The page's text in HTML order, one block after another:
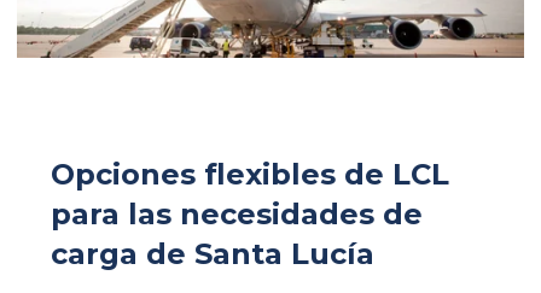
Opciones flexibles de LCL
para las necesidades de
carga de Santa Lucía